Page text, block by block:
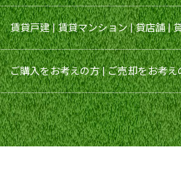
賃貸戸建|賃貸マンション|貸店舗|
ご購入をお考えの方|ご売却をお考え